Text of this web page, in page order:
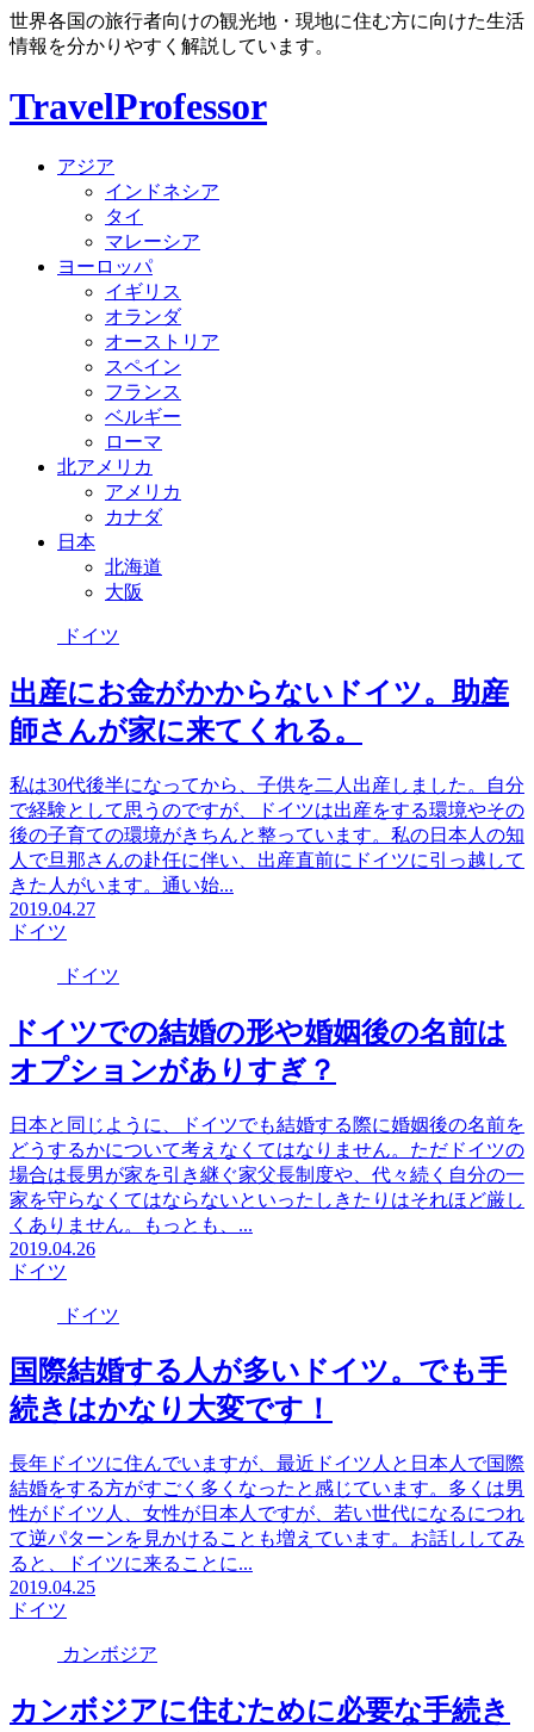
世界各国の旅行者向けの観光地・現地に住む方に向けた生活
情報を分かりやすく解説しています。
TravelProfessor
アジア
インドネシア
タイ
マレーシア
ヨーロッパ
イギリス
オランダ
オーストリア
スペイン
フランス
ベルギー
ローマ
北アメリカ
アメリカ
カナダ
日本
北海道
大阪
ドイツ
出産にお金がかからないドイツ。助産
師さんが家に来てくれる。
私は30代後半になってから、子供を二人出産しました。自分
で経験として思うのですが、ドイツは出産をする環境やその
後の子育ての環境がきちんと整っています。私の日本人の知
人で旦那さんの赴任に伴い、出産直前にドイツに引っ越して
きた人がいます。通い始...
2019.04.27
ドイツ
ドイツ
ドイツでの結婚の形や婚姻後の名前は
オプションがありすぎ？
日本と同じように、ドイツでも結婚する際に婚姻後の名前を
どうするかについて考えなくてはなりません。ただドイツの
場合は長男が家を引き継ぐ家父長制度や、代々続く自分の一
家を守らなくてはならないといったしきたりはそれほど厳し
くありません。もっとも、...
2019.04.26
ドイツ
ドイツ
国際結婚する人が多いドイツ。でも手
続きはかなり大変です！
長年ドイツに住んでいますが、最近ドイツ人と日本人で国際
結婚をする方がすごく多くなったと感じています。多くは男
性がドイツ人、女性が日本人ですが、若い世代になるにつれ
て逆パターンを見かけることも増えています。お話ししてみ
ると、ドイツに来ることに...
2019.04.25
ドイツ
カンボジア
カンボジアに住むために必要な手続き